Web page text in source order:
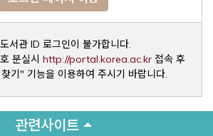
서관 ID 로그인이 불가합니다.
분실시 http://portal.korea.ac.krOpens a
접속 후
기" 기능을 이용하여 주시기 바랍니다.
관련사이트